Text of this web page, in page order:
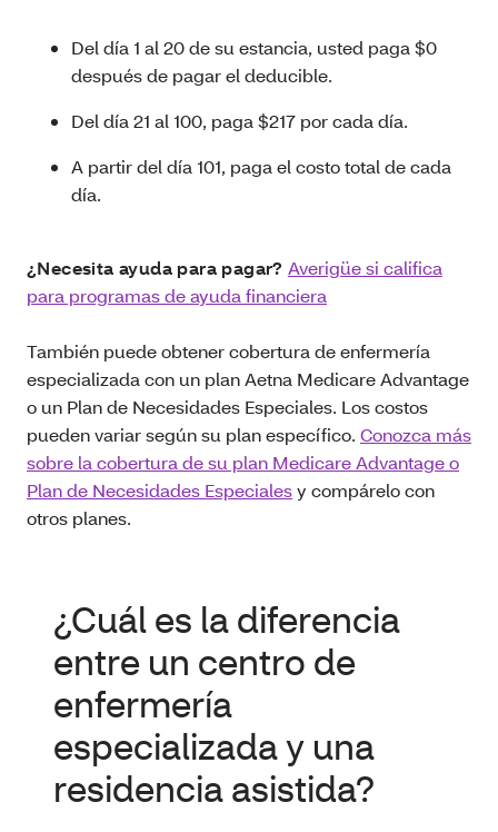
Del día 1 al 20 de su estancia, usted paga $0
después de pagar el deducible.
Del día 21 al 100, paga $217 por cada día.
A partir del día 101, paga el costo total de cada
día.
¿Necesita ayuda para pagar? Averigüe si califica
para programas de ayuda financiera
También puede obtener cobertura de enfermería
especializada con un plan Aetna Medicare Advantage
o un Plan de Necesidades Especiales. Los costos
pueden variar según su plan específico. Conozca más
sobre la cobertura de su plan Medicare Advantage o
Plan de Necesidades Especialesy compárelo con
otros planes.
¿Cuál es la diferencia
entre un centro de
enfermería
especializada y una
residencia asistida?